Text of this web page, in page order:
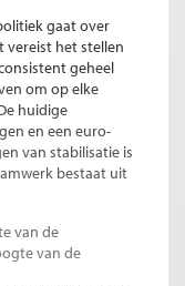
gaat over
vereist het stellen
geheel
om op elke
huidige
en een euro-
van stabilisatie is
bestaat uit
van de
van de